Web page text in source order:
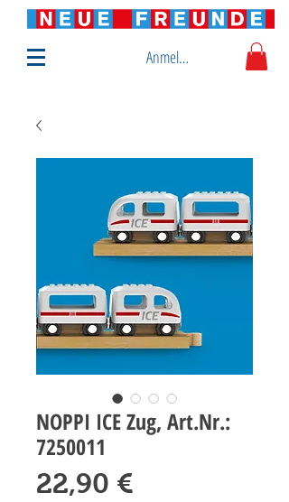
Anmelden
NOPPI ICE Zug, Art.Nr.:
7250011
22,90 €